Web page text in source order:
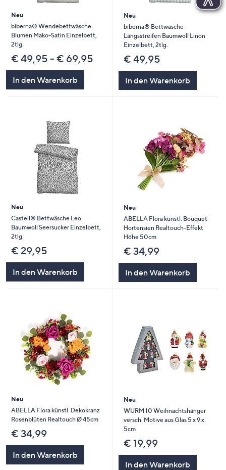
Neu
biberna® Wendebettwäsche
Blumen Mako-Satin Einzelbett,
2tlg.
€ 49,95 - € 69,95
In den Warenkorb
Neu
biberna® Bettwäsche
Längsstreifen Baumwoll Linon
Einzelbett, 2tlg.
€ 49,95
In den Warenkorb
Neu
Castell® Bettwäsche Leo
Baumwoll Seersucker Einzelbett,
2tlg.
€ 29,95
In den Warenkorb
Neu
ABELLA Flora künstl. Bouquet
Hortensien Realtouch-Effekt
Höhe 50cm
€ 34,99
In den Warenkorb
Neu
ABELLA Flora künstl. Dekokranz
Rosenblüten Realtouch Ø 45cm
€ 34,99
In den Warenkorb
Neu
WURM 10 Weihnachtshänger
versch. Motive aus Glas 5 x 9 x
5cm
€ 19,99
In den Warenkorb